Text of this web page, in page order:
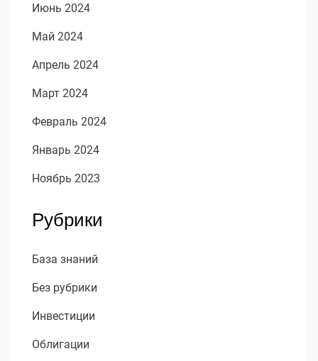
Июнь 2024
Май 2024
Апрель 2024
Март 2024
Февраль 2024
Январь 2024
Ноябрь 2023
Рубрики
База знаний
Без рубрики
Инвестиции
Облигации